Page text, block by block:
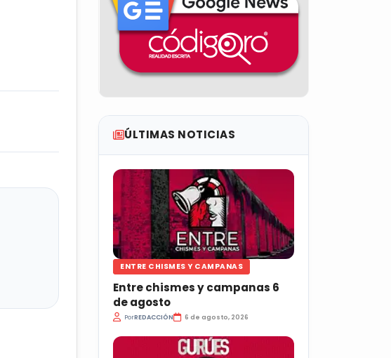
ÚLTIMAS NOTICIAS
ENTRE CHISMES Y CAMPANAS
Entre chismes y campanas 6
de agosto
PorREDACCIÓN 6 de agosto, 2026